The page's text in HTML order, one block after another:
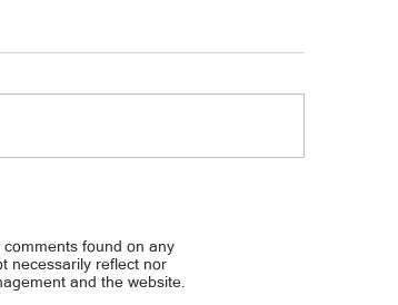
found on any
necessarily reflect nor
and the website.